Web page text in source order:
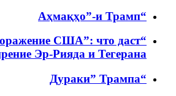
“Аҳмақҳо”-и Трамп
США”: что даст
Эр-Рияда и Тегерана?
“Дураки” Трампа